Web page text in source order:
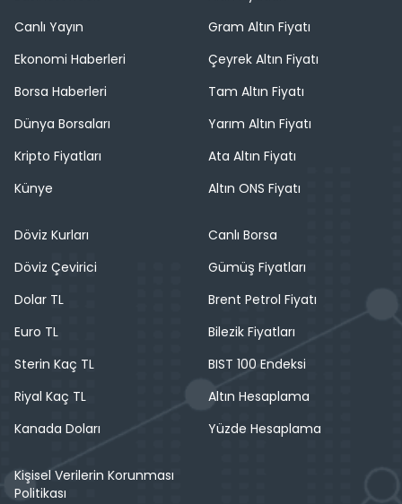
Canlı Yayın
Ekonomi Haberleri
Borsa Haberleri
Dünya Borsaları
Kripto Fiyatları
Künye
Gram Altın Fiyatı
Çeyrek Altın Fiyatı
Tam Altın Fiyatı
Yarım Altın Fiyatı
Ata Altın Fiyatı
Altın ONS Fiyatı
Döviz Kurları
Döviz Çevirici
Dolar TL
Euro TL
Sterin Kaç TL
Riyal Kaç TL
Kanada Doları
Canlı Borsa
Gümüş Fiyatları
Brent Petrol Fiyatı
Bilezik Fiyatları
BIST 100 Endeksi
Altın Hesaplama
Yüzde Hesaplama
Kişisel Verilerin Korunması
Politikası